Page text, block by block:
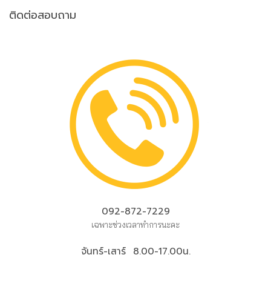
ติดต่อสอบถาม
092-872-7229
เฉพาะช่วงเวลาทำการนะคะ
จันทร์-เสาร์ 8.00-17.00น.